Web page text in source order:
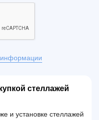
информации
стеллажей
и установке стеллажей